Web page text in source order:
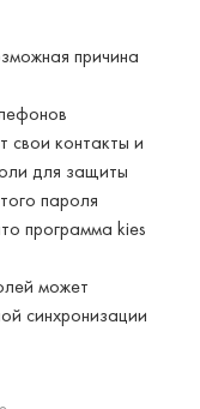
причина
контакты и
для защиты
пароля
программа kies
может
синхронизации